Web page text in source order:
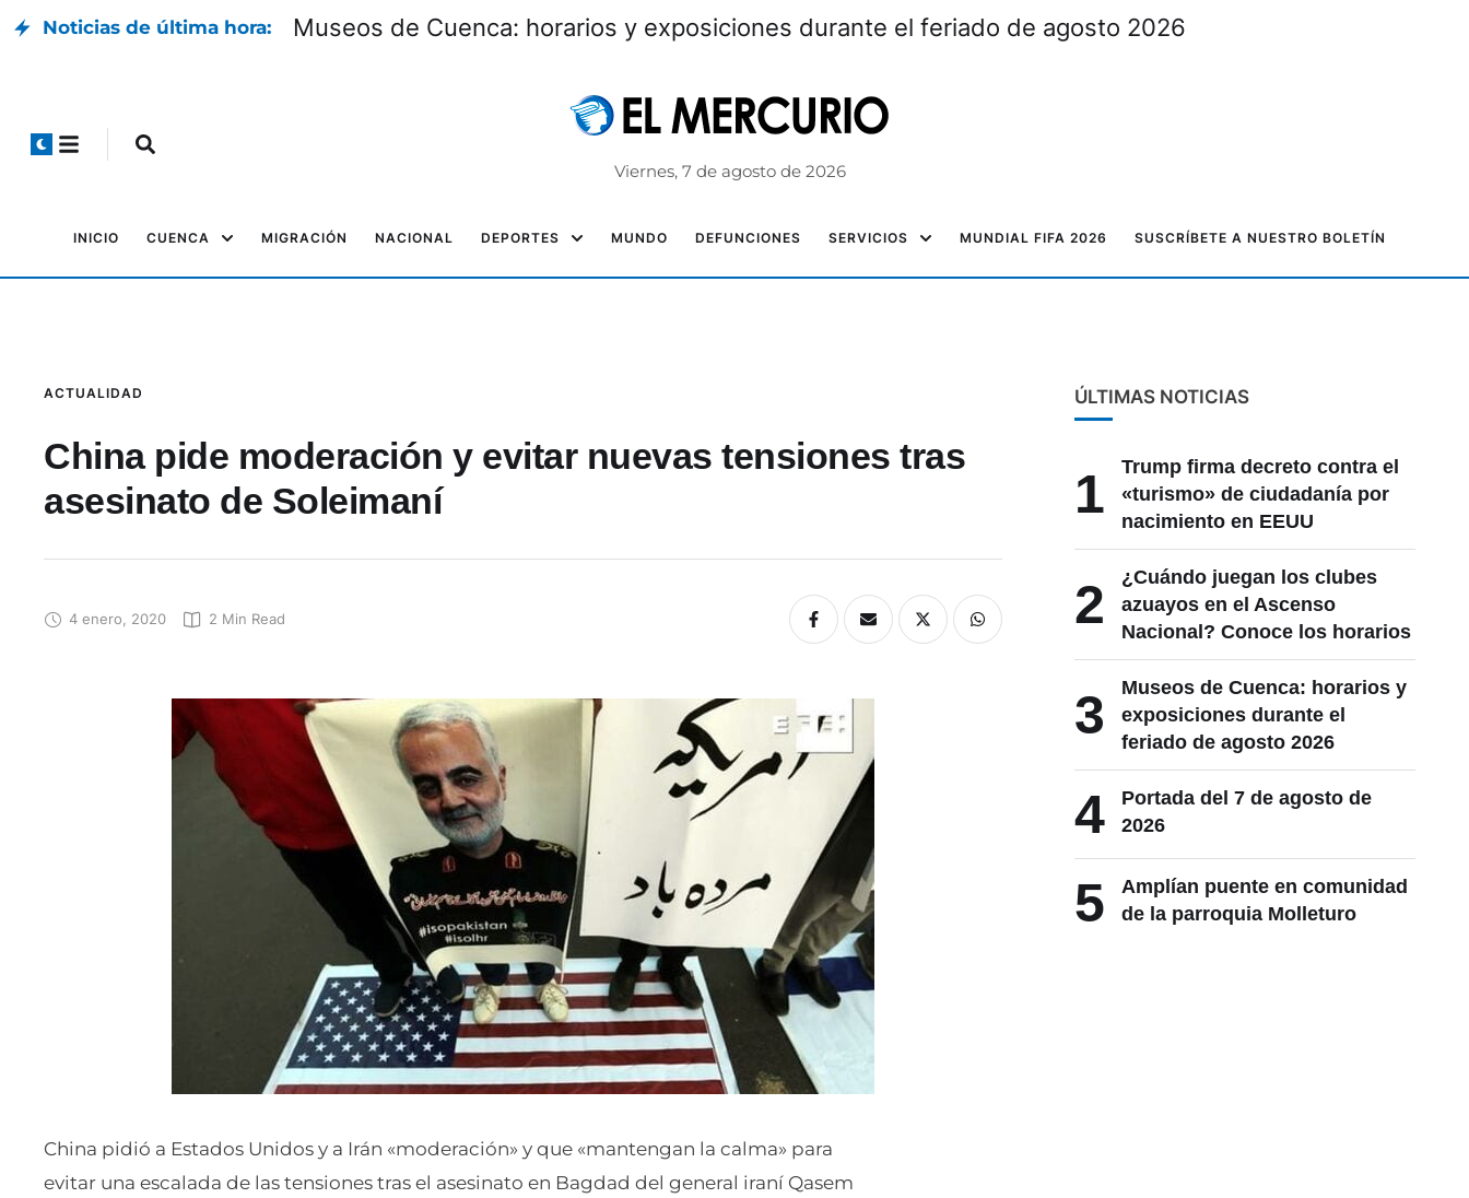
Noticias de última hora: Museos de Cuenca: horarios y exposiciones durante el feriado de agosto 2026
Viernes, 7 de agosto de 2026
INICIO CUENCA MIGRACIÓN NACIONAL DEPORTES MUNDO DEFUNCIONES SERVICIOS MUNDIAL FIFA 2026 SUSCRÍBETE A NUESTRO BOLETÍN
ACTUALIDAD
China pide moderación y evitar nuevas tensiones tras
asesinato de Soleimaní
4 enero, 2020 2 Min Read
China pidió a Estados Unidos y a Irán «moderación» y que «mantengan la calma» para
evitar una escalada de las tensiones tras el asesinato en Bagdad del general iraní Qasem
ÚLTIMAS NOTICIAS
1
Trump firma decreto contra el
«turismo» de ciudadanía por
nacimiento en EEUU
2
¿Cuándo juegan los clubes
azuayos en el Ascenso
Nacional? Conoce los horarios
3
Museos de Cuenca: horarios y
exposiciones durante el
feriado de agosto 2026
4
Portada del 7 de agosto de
2026
5
Amplían puente en comunidad
de la parroquia Molleturo